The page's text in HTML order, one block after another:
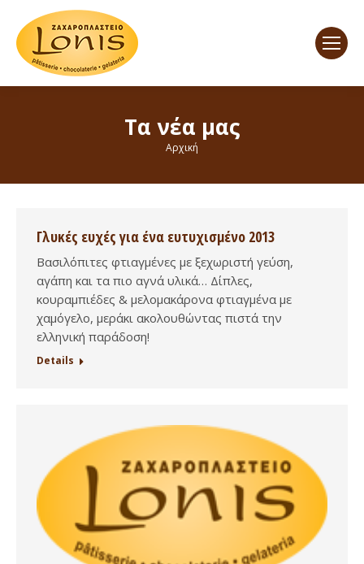
Τα νέα μας
You are here:
Αρχική
Γλυκές ευχές για ένα ευτυχισμένο 2013
Βασιλόπιτες φτιαγμένες με ξεχωριστή γεύση,
αγάπη και τα πιο αγνά υλικά… Δίπλες,
κουραμπιέδες & μελομακάρονα φτιαγμένα με
χαμόγελο, μεράκι ακολουθώντας πιστά την
ελληνική παράδοση!
Details